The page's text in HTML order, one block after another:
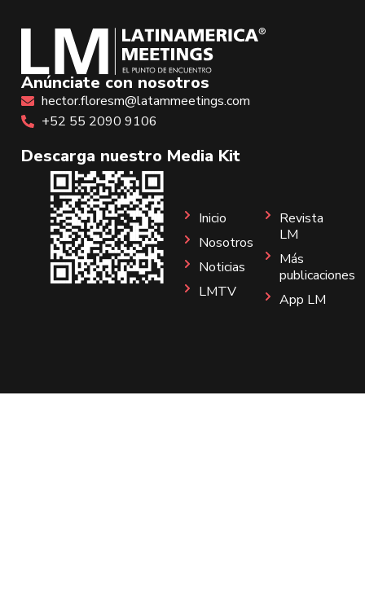
Anúnciate con nosotros
hector.floresm@latammeetings.com
+52 55 2090 9106
Descarga nuestro Media Kit
Inicio
Nosotros
Noticias
LMTV
Revista
LM
Más
publicaciones
App LM